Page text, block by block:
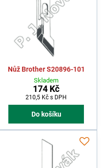
Nůž Brother S20896-101
Skladem
174 Kč
210,5 Kč s DPH
Do košíku